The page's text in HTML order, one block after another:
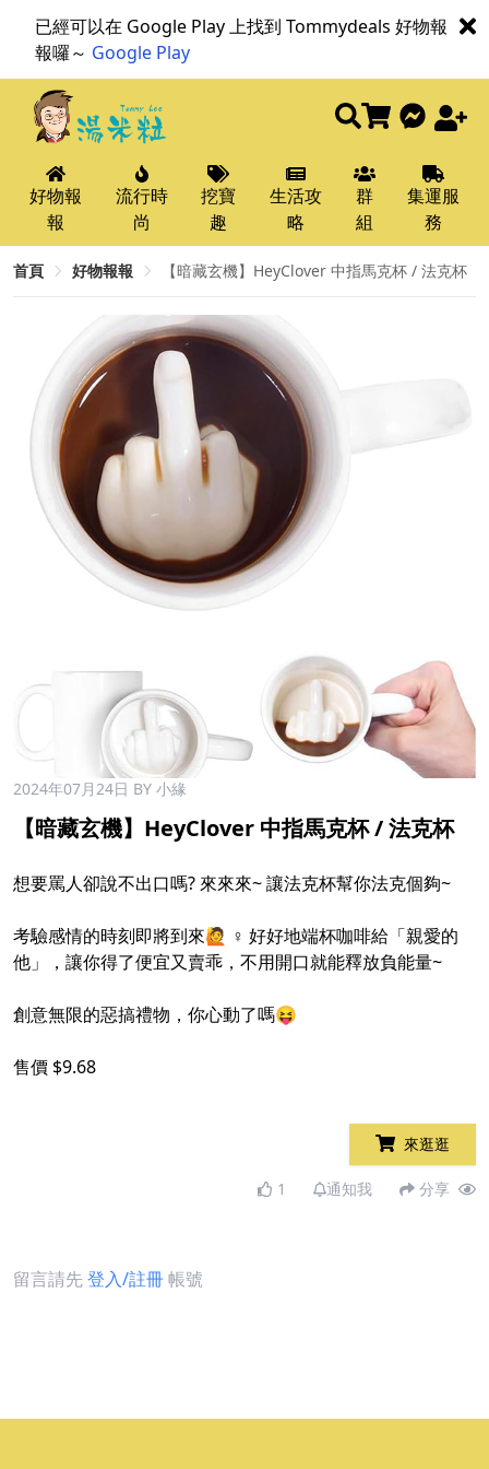
已經可以在 Google Play 上找到 Tommydeals 好物報
報囉～ Google Play
好物報
報
流行時
尚
挖寶
趣
生活攻
略
群
組
集運服
務
首頁 好物報報 【暗藏玄機】HeyClover 中指馬克杯 / 法克杯
2024年07月24日 BY 小緣
【暗藏玄機】HeyClover 中指馬克杯 / 法克杯
想要罵人卻說不出口嗎? 來來來~ 讓法克杯幫你法克個夠~
考驗感情的時刻即將到來🙋 ♀️ 好好地端杯咖啡給「親愛的
他」，讓你得了便宜又賣乖，不用開口就能釋放負能量~
創意無限的惡搞禮物，你心動了嗎😝
售價 $9.68
來逛逛
1 通知我 分享
留言請先登入/註冊帳號